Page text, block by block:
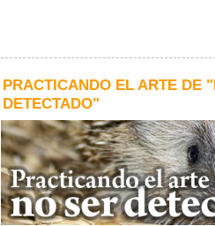
PRACTICANDO EL ARTE DE
DETECTADO"